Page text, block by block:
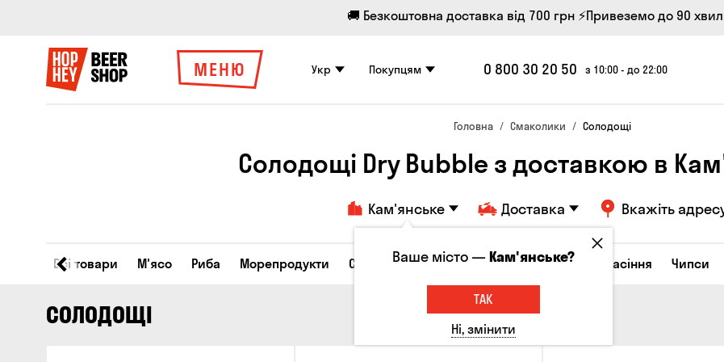
🚚 Безкоштовна доставка від 700 грн ⚡Привеземо до 90
МЕНЮ Укр Покупцям 0 800 30 20 50 з 10:00 - до 22:00
Головна Смаколики Солодощі
Солодощі Dry Bubble з доставкою в
Кам'янське Доставка Вкажіть
Всі товари М'ясо Риба Морепродукти Сирні закуски Горішки Кукурудза Насіння Чипси
СОЛОДОЩІ
Ваше місто —Кам'янське?
ТАК
Ні, змінити